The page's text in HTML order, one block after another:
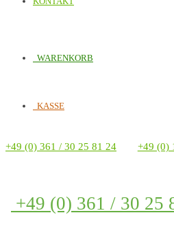
WARENKORB
KASSE
+49 (0) 361 / 30 25 81 24 +49 (0)
+49 (0) 361 / 30 25